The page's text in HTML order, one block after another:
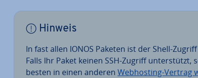
Hinweis
In fast allen IONOS Paketen ist der Shell-
Falls Ihr Paket keinen SSH-Zugriff un­ter­stützt,
besten in einen anderen Web­hos­ting-Vertrag